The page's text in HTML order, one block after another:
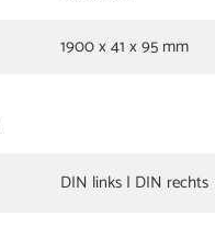
1900 x 41 x 95 mm
DIN links | DIN rechts